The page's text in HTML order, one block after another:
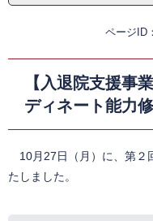
ページID
【入退院支援事
ディネート能力
10月27日（月）に、第２
たしました。